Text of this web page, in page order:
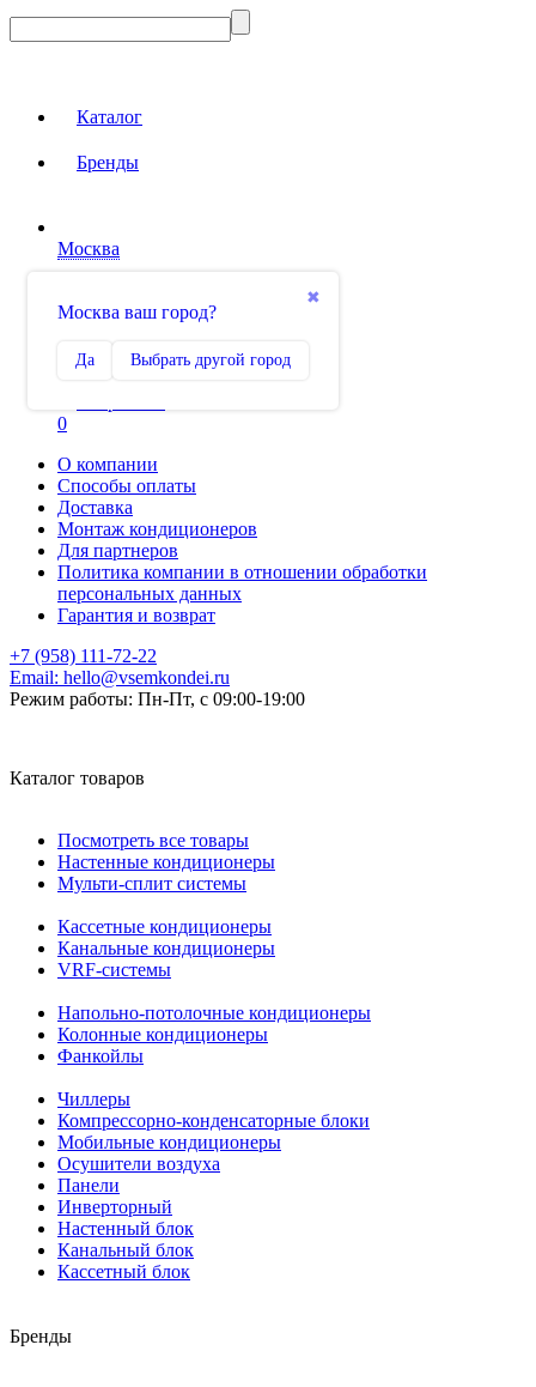
Каталог
Бренды
Москва
✖
Москва ваш город?
Да Выбрать другой город
Сравнение
0
О компании
Способы оплаты
Доставка
Монтаж кондиционеров
Для партнеров
Политика компании в отношении обработки
персональных данных
Гарантия и возврат
+7 (958) 111-72-22
Email: hello@vsemkondei.ru
Режим работы: Пн-Пт, с 09:00-19:00
Каталог товаров
Посмотреть все товары
Настенные кондиционеры
Мульти-сплит системы
Кассетные кондиционеры
Канальные кондиционеры
VRF-системы
Напольно-потолочные кондиционеры
Колонные кондиционеры
Фанкойлы
Чиллеры
Компрессорно-конденсаторные блоки
Мобильные кондиционеры
Осушители воздуха
Панели
Инверторный
Настенный блок
Канальный блок
Кассетный блок
Бренды